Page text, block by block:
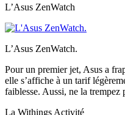
L’Asus ZenWatch
L’Asus ZenWatch.
Pour un premier jet, Asus a
elle s’affiche à un tarif
faiblesse. Aussi, ne la trempez
La Withings Activité